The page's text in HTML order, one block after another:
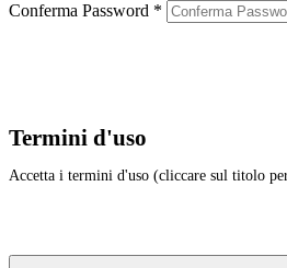
Conferma Password *
Termini d'uso
Accetta i termini d'uso (cliccare sul titolo